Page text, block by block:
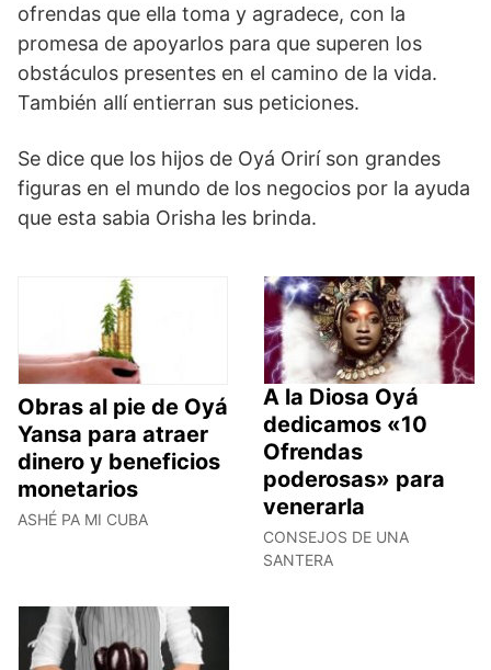
ofrendas que ella toma y agradece, con la
promesa de apoyarlos para que superen los
obstáculos presentes en el camino de la vida.
También allí entierran sus peticiones.
Se dice que los hijos de Oyá Orirí son grandes
figuras en el mundo de los negocios por la ayuda
que esta sabia Orisha les brinda.
Obras al pie de Oyá
Yansa para atraer
dinero y beneficios
monetarios
ASHÉ PA MI CUBA
A la Diosa Oyá
dedicamos «10
Ofrendas
poderosas» para
venerarla
CONSEJOS DE UNA
SANTERA